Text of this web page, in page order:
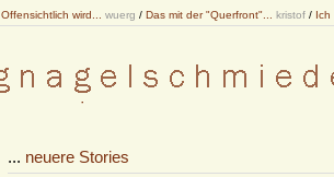
Offensichtlich wird... wuerg / Das mit der "Querfront"... kristof / Ich
... neuere Stories